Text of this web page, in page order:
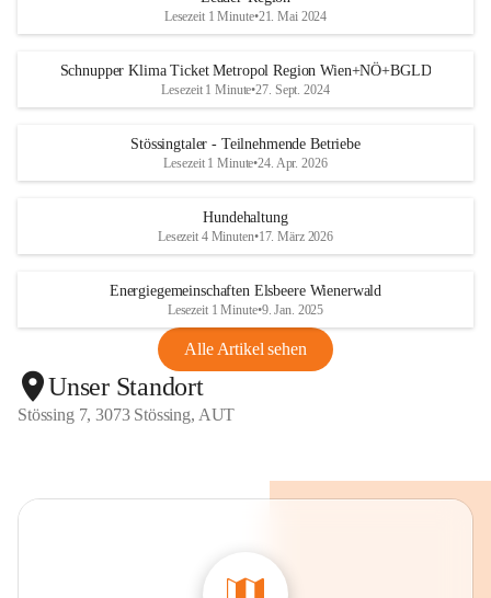
Lesezeit 1 Minute•21. Mai 2024
Schnupper Klima Ticket Metropol Region Wien+NÖ+BGLD
Lesezeit 1 Minute•27. Sept. 2024
Stössingtaler - Teilnehmende Betriebe
Lesezeit 1 Minute•24. Apr. 2026
Hundehaltung
Lesezeit 4 Minuten•17. März 2026
Energiegemeinschaften Elsbeere Wienerwald
Lesezeit 1 Minute•9. Jan. 2025
Alle Artikel sehen
Unser Standort
Stössing 7, 3073 Stössing, AUT